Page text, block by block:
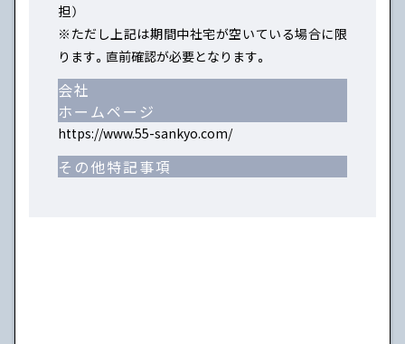
担）
※ただし上記は期間中社宅が空いている場合に限
ります。直前確認が必要となります。
会社
ホームページ
https://www.55-sankyo.com/
その他特記事項